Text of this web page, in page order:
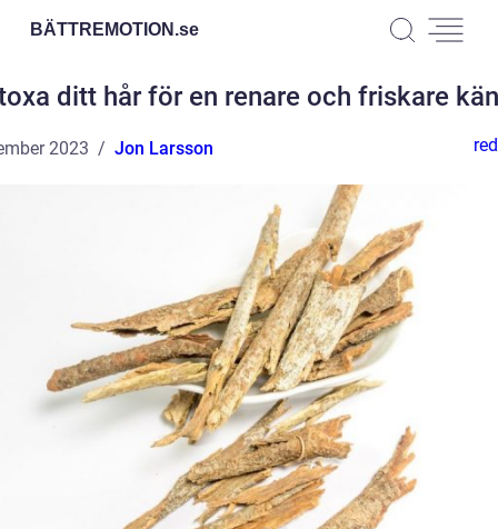
BÄTTREMOTION.se
ditt hår för en renare och friskare
2023 Jon Larsson